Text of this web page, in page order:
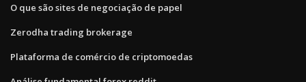
O que são sites de negociação de papel
Zerodha trading brokerage
Plataforma de comércio de criptomoedas